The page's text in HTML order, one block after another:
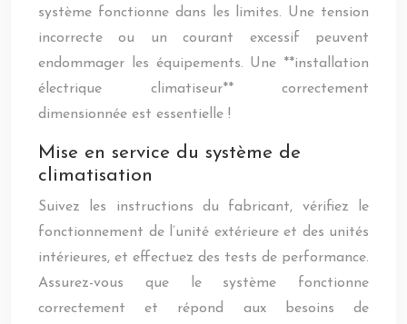
système fonctionne dans les limites. Une tension
incorrecte ou un courant excessif peuvent
endommager les équipements. Une **installation
électrique climatiseur** correctement
dimensionnée est essentielle !
Mise en service du système de
climatisation
Suivez les instructions du fabricant, vérifiez le
fonctionnement de l’unité extérieure et des unités
intérieures, et effectuez des tests de performance.
Assurez-vous que le système fonctionne
correctement et répond aux besoins de